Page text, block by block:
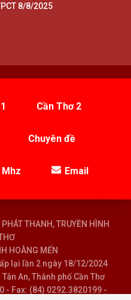
8/8/2025
Cần Thơ 2
Chuyên đề
Mhz Email
THANH, TRUYỀN HÌNH
HOÀNG MẾN
lại lần 2 ngày 18/12/2024
An, Thành phố Cần Thơ
- Fax: (84) 0292.3820199 -